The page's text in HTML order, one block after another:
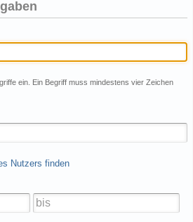
ein. Ein Begriff muss mindestens vier Zeichen
Nutzers finden